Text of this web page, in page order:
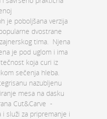
je poboljšana verzija
dvostrane
tima. Njena
je pod uglom i ima
koja curi iz
sečenja hleba.
nazubljenu
mesa na dasku
Cut&Carve -
služi za pripremanje i